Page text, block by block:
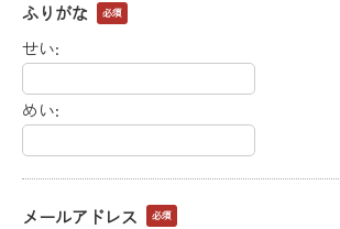
ふりがな 必須
せい:
めい:
メールアドレス 必須